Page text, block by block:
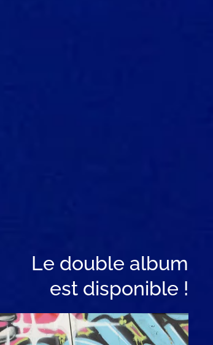
Le double album
est disponible !